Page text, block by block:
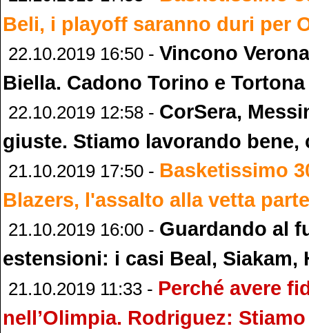
Beli, i playoff saranno duri per
22.10.2019 16:50 - Vincono
Biella. Cadono Torino e Tortona
22.10.2019 12:58 - CorSera,
giuste. Stiamo lavorando bene,
21.10.2019 17:50 - Basketissimo
Blazers, l'assalto alla vetta
21.10.2019 16:00 - Guardando al
estensioni: i casi Beal, Siakam,
21.10.2019 11:33 - Perché avere
nell’Olimpia. Rodriguez: